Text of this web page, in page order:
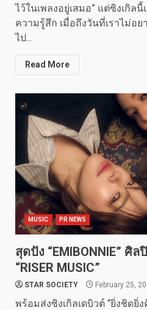
ไว้ในเพลงอยู่เสมอ” แต่ซิงเกิล
ความรู้สึก เมื่อถึงวันที่เราไม่อ
ไป...
Read More
MUSIC PR NEWS
สุดปัง “EMIBONNIE” ศิ
“RISER MUSIC”
STAR SOCIETY February 25,
พร้อมส่งซิงเกิลเดบิวต์​ “ยิ่งชิดยิ่